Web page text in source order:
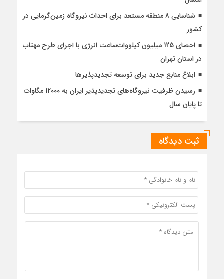
شناسایی 8 منطقه مستعد برای احداث نیروگاه زمین‌گرمایی در
کشور
احصای 125 میلیون کیلووات‌ساعت انرژی با اجرای طرح مهتاب
در استان تهران
ابلاغ منابع جدید برای توسعه تجدیدپذیرها
رسیدن ظرفیت نیروگاه‌های تجدیدپذیر ایران به 12000 مگاوات
تا پایان سال
ثبت دیدگاه